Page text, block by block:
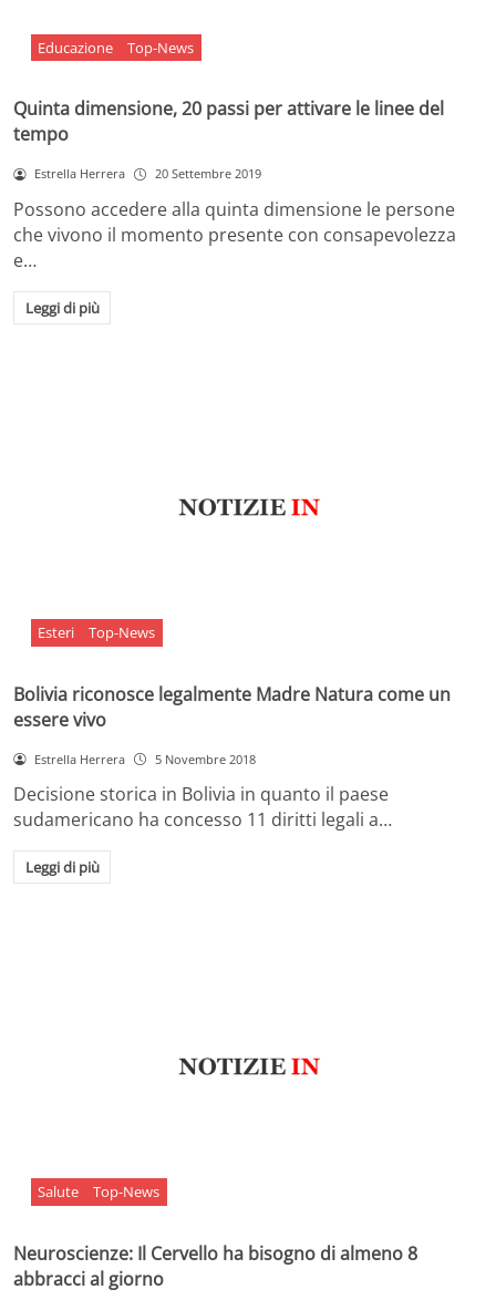
Educazione Top-News
Quinta dimensione, 20 passi per attivare le linee del
tempo
Estrella Herrera 20 Settembre 2019
Possono accedere alla quinta dimensione le persone
che vivono il momento presente con consapevolezza
e…
Leggi di più
Esteri Top-News
Bolivia riconosce legalmente Madre Natura come un
essere vivo
Estrella Herrera 5 Novembre 2018
Decisione storica in Bolivia in quanto il paese
sudamericano ha concesso 11 diritti legali a…
Leggi di più
Salute Top-News
Neuroscienze: Il Cervello ha bisogno di almeno 8
abbracci al giorno